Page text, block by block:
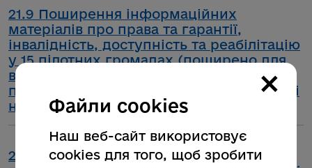
21.9 Поширення інформаційних
матеріалів про права та гарантії,
інвалідність, доступність та реабілітацію
у 15 пілотних громадах (поширено для
всіх територіальних громад, оскільки 15
пілотних громад у Закарпатській області
не відібрано
23.10. Розміщення розробленої за
×
Файли cookies
Наш веб-сайт використовує
cookies для того, щоб зробити